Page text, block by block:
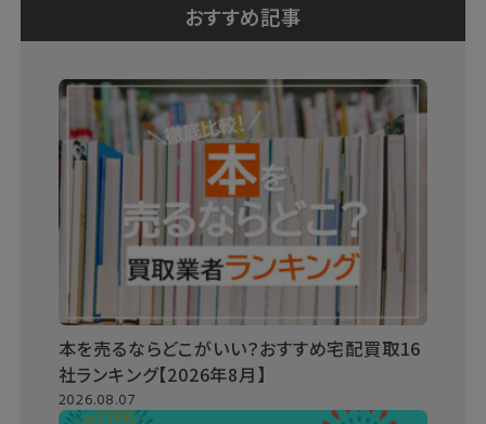
おすすめ記事
本を売るならどこがいい？おすすめ宅配買取16
社ランキング【2026年8月】
2026.08.07